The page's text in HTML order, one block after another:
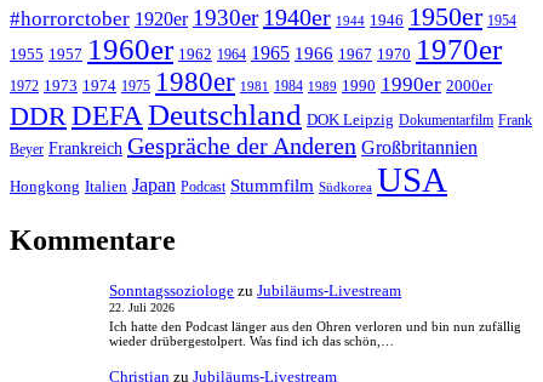
#horrorctober 1920er 1930er 1940er 1944 1946 1950er 1954
1955 1957 1960er 1962 1964 1965 1966 1967 1970 1970er
1972 1973 1974 1975 1980er 1981 1984 1989 1990 1990er 2000er
DDRDEFADeutschland DOK Leipzig Dokumentarfilm Frank
Beyer Frankreich Gespräche der Anderen Großbritannien
Hongkong Italien Japan Podcast Stummfilm Südkorea USA
Kommentare
Sonntagssoziologe zuJubiläums-Livestream
22. Juli 2026
Ich hatte den Podcast länger aus den Ohren verloren und bin nun zufällig
wieder drübergestolpert. Was find ich das schön,…
Christian zuJubiläums-Livestream